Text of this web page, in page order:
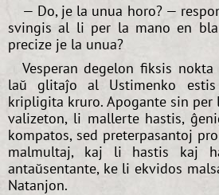
— Do, je la unua horo? —
svingis al li per la mano en
precize je la unua?
Vesperan degelon fiksis
laŭ glitaĵo al Ustimenko
kripligita kruro. Apogante sin per
valizeton, li mallerte hastis,
kompatos, sed preterpasantoj
malmultaj, kaj li hastis kaj
antaŭsentante, ke li ekvidos
Natanjon.